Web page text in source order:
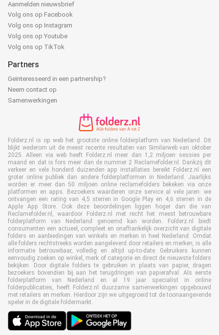
Aanmelden nieuwsbrief
Volg ons op Facebook
Volg ons op Instagram
Volg ons op Youtube
Volg ons op TikTok
Partners
Geïnteresseerd in een partnership?
Neem contact op
Samenwerkingen
Folderz.nl is op web het grootste online folderplatform van Nederland. Dit
blijkt wederom uit de meest recente resultaten van Similarweb van oktober
2025. Alleen via web heeft Folderz.nl meer dan 1,2 miljoen sessies per
maand en dat is fors meer dan de nummer 2 Reclamefolder.nl. Dankzij dit
verkeer en vele honderd duizenden app installaties bereikt Folderz.nl een
groter online publiek dan andere folderplatformen in Nederland. Jaarlijks
worden er meer dan 50 miljoen online reclamefolders bekeken via onze
platformen en apps. Bezoekers waarderen onze service al vele jaren: we
ontvangen een rating van 4,5 sterren in Google Play en 4,6 sterren in de
Apple App Store. Ook deze beoordelingen liggen hoger dan die van
Reclamefolder.nl, waardoor Folderz.nl met recht het meest betrouwbare
folderplatform van Nederland genoemd kan worden. Folderz.nl biedt
consumenten een actueel, compleet en onafhankelijk overzicht van digitale
folders en aanbiedingen van winkels en merken in heel Nederland. Omdat
alle folders rechtstreeks worden aangeleverd door retailers en merken, is alle
informatie betrouwbaar, volledig en altijd up-to-date. Gebruikers kunnen
eenvoudig zoeken op winkel, merk of categorie en direct de nieuwste folders
bekijken. Door digitale folders te gebruiken in plaats van papier, dragen
bezoekers bovendien bij aan het terugdringen van papierafval. Als eerste
folderplatform van Nederland en al 19 jaar specialist in online
folderpublicaties, heeft Folderz.nl duurzame samenwerkingen opgebouwd
met retailers en merken. Hierdoor zijn we uitgegroeid tot de toonaangevende
speler in de digitale foldermarkt.